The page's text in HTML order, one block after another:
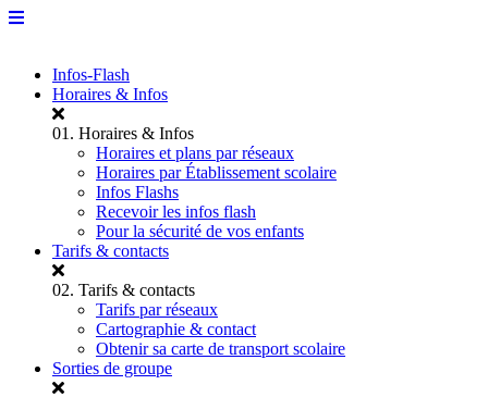
Infos-Flash
Horaires & Infos
01. Horaires & Infos
Horaires et plans par réseaux
Horaires par Établissement scolaire
Infos Flashs
Recevoir les infos flash
Pour la sécurité de vos enfants
Tarifs & contacts
02. Tarifs & contacts
Tarifs par réseaux
Cartographie & contact
Obtenir sa carte de transport scolaire
Sorties de groupe